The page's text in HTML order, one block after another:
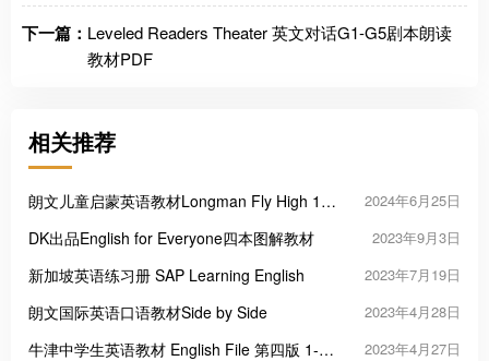
下一篇： Leveled Readers Theater 英文对话G1-G5剧本朗读
教材PDF
相关推荐
朗文儿童启蒙英语教材Longman Fly High 1-4
2024年6月25日
DK出品English for Everyone四本图解教材 2023年9月3日
新加坡英语练习册 SAP Learning English 2023年7月19日
朗文国际英语口语教材Side by Side 2023年4月28日
牛津中学生英语教材 English File 第四版 1-8
2023年4月27日